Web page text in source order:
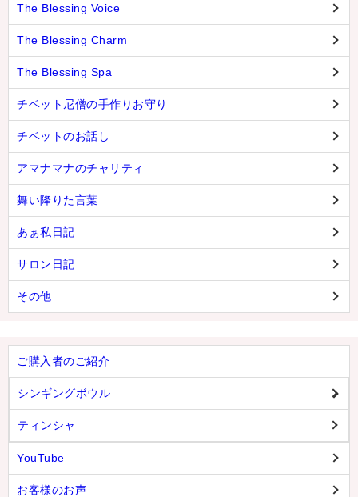
The Blessing Voice
The Blessing Charm
The Blessing Spa
チベット尼僧の手作りお守り
チベットのお話し
アマナマナのチャリティ
舞い降りた言葉
あぁ私日記
サロン日記
その他
ご購入者のご紹介
シンギングボウル
ティンシャ
YouTube
お客様のお声